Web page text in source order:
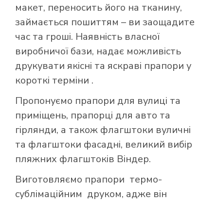
макет, переносить його на тканину,
займається пошиттям – ви заощадите
час та гроші. Наявність власної
виробничої бази, надає можливість
друкувати якісні та яскраві прапори у
короткі терміни .
Пропонуємо прапори для вулиці та
приміщень, прапорці для авто та
гірлянди, а також флагштоки вуличні
та флагштоки фасадні, великий вибір
пляжних флагштоків Віндер.
Виготовляємо прапори термо-
сублімаційним друком, адже він